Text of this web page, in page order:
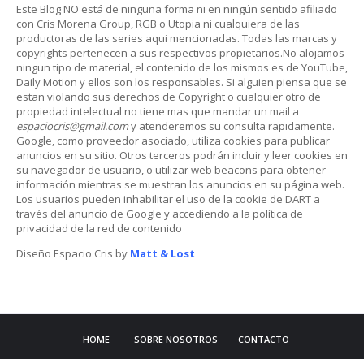
Este Blog NO está de ninguna forma ni en ningún sentido afiliado
con Cris Morena Group, RGB o Utopia ni cualquiera de las
productoras de las series aqui mencionadas. Todas las marcas y
copyrights pertenecen a sus respectivos propietarios.No alojamos
ningun tipo de material, el contenido de los mismos es de YouTube,
Daily Motion y ellos son los responsables. Si alguien piensa que se
estan violando sus derechos de Copyright o cualquier otro de
propiedad intelectual no tiene mas que mandar un mail a
espaciocris@gmail.comy atenderemos su consulta rapidamente.
Google, como proveedor asociado, utiliza cookies para publicar
anuncios en su sitio. Otros terceros podrán incluir y leer cookies en
su navegador de usuario, o utilizar web beacons para obtener
información mientras se muestran los anuncios en su página web.
Los usuarios pueden inhabilitar el uso de la cookie de DART a
través del anuncio de Google y accediendo a la política de
privacidad de la red de contenido
Diseño Espacio Cris by Matt & Lost
HOME SOBRE NOSOTROS CONTACTO